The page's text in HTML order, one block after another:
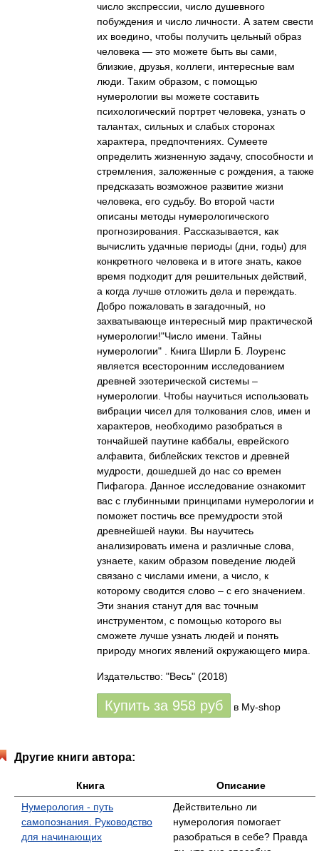
число экспрессии, число душевного
побуждения и число личности. А затем свести
их воедино, чтобы получить цельный образ
человека — это можете быть вы сами,
близкие, друзья, коллеги, интересные вам
люди. Таким образом, с помощью
нумерологии вы можете составить
психологический портрет человека, узнать о
талантах, сильных и слабых сторонах
характера, предпочтениях. Сумеете
определить жизненную задачу, способности и
стремления, заложенные с рождения, а также
предсказать возможное развитие жизни
человека, его судьбу. Во второй части
описаны методы нумерологического
прогнозирования. Рассказывается, как
вычислить удачные периоды (дни, годы) для
конкретного человека и в итоге знать, какое
время подходит для решительных действий,
а когда лучше отложить дела и переждать.
Добро пожаловать в загадочный, но
захватывающе интересный мир практической
нумерологии!"Число имени. Тайны
нумерологии" . Книга Ширли Б. Лоуренс
является всесторонним исследованием
древней эзотерической системы –
нумерологии. Чтобы научиться использовать
вибрации чисел для толкования слов, имен и
характеров, необходимо разобраться в
тончайшей паутине каббалы, еврейского
алфавита, библейских текстов и древней
мудрости, дошедшей до нас со времен
Пифагора. Данное исследование ознакомит
вас с глубинными принципами нумерологии и
поможет постичь все премудрости этой
древнейшей науки. Вы научитесь
анализировать имена и различные слова,
узнаете, каким образом поведение людей
связано с числами имени, а число, к
которому сводится слово – с его значением.
Эти знания станут для вас точным
инструментом, с помощью которого вы
сможете лучше узнать людей и понять
природу многих явлений окружающего мира.
Издательство: "Весь" (2018)
Купить за 958 руб в My-shop
Другие книги автора:
Книга
Описание
Нумерология - путь
самопознания. Руководство
для начинающих
Действительно ли
нумерология помогает
разобраться в себе? Правда